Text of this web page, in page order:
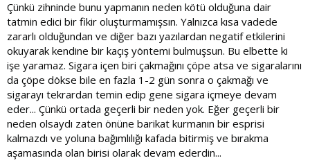
Çünkü zihninde bunu yapmanın neden kötü olduğuna dair
tatmin edici bir fikir oluşturmamışsın. Yalnızca kısa vadede
zararlı olduğundan ve diğer bazı yazılardan negatif etkilerini
okuyarak kendine bir kaçış yöntemi bulmuşsun. Bu elbette ki
işe yaramaz. Sigara içen biri çakmağını çöpe atsa ve sigaralarını
da çöpe dökse bile en fazla 1-2 gün sonra o çakmağı ve
sigarayı tekrardan temin edip gene sigara içmeye devam
eder... Çünkü ortada geçerli bir neden yok. Eğer geçerli bir
neden olsaydı zaten önüne barikat kurmanın bir esprisi
kalmazdı ve yoluna bağımlılığı kafada bitirmiş ve bırakma
aşamasında olan birisi olarak devam ederdin...